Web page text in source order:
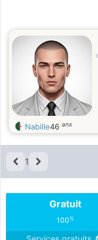
Nabille46 ans
1
Gratuit
100%